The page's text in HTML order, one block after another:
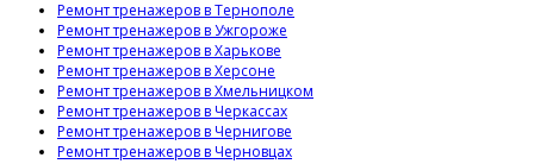
Ремонт тренажеров в Тернополе
Ремонт тренажеров в Ужгороже
Ремонт тренажеров в Харькове
Ремонт тренажеров в Херсоне
Ремонт тренажеров в Хмельницком
Ремонт тренажеров в Черкассах
Ремонт тренажеров в Чернигове
Ремонт тренажеров в Черновцах